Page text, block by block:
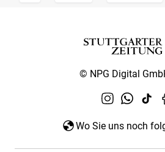
© NPG Digital
Wo Sie uns noch